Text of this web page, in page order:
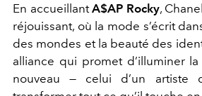
En accueillantA$AP Rocky,
réjouissant, où la mode s’écrit
des mondes et la beauté des
alliance qui promet d’illuminer
nouveau — celui d’un artiste